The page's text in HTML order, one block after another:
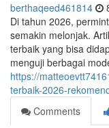
berthaqeed461814
Di tahun 2026,
semakin melonjak.
terbaik yang bisa
menguji berbagai
https://
terbaik-2026-
Comments